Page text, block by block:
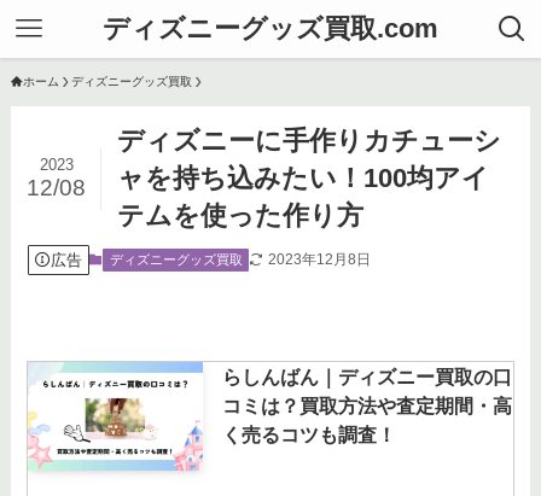
ディズニーグッズ買取.com
ホーム ディズニーグッズ買取
ディズニーに手作りカチューシ
ャを持ち込みたい！100均アイ
テムを使った作り方
2023
12/08
広告 ディズニーグッズ買取 2023年12月8日
らしんばん｜ディズニー買取の口
コミは？買取方法や査定期間・高
く売るコツも調査！